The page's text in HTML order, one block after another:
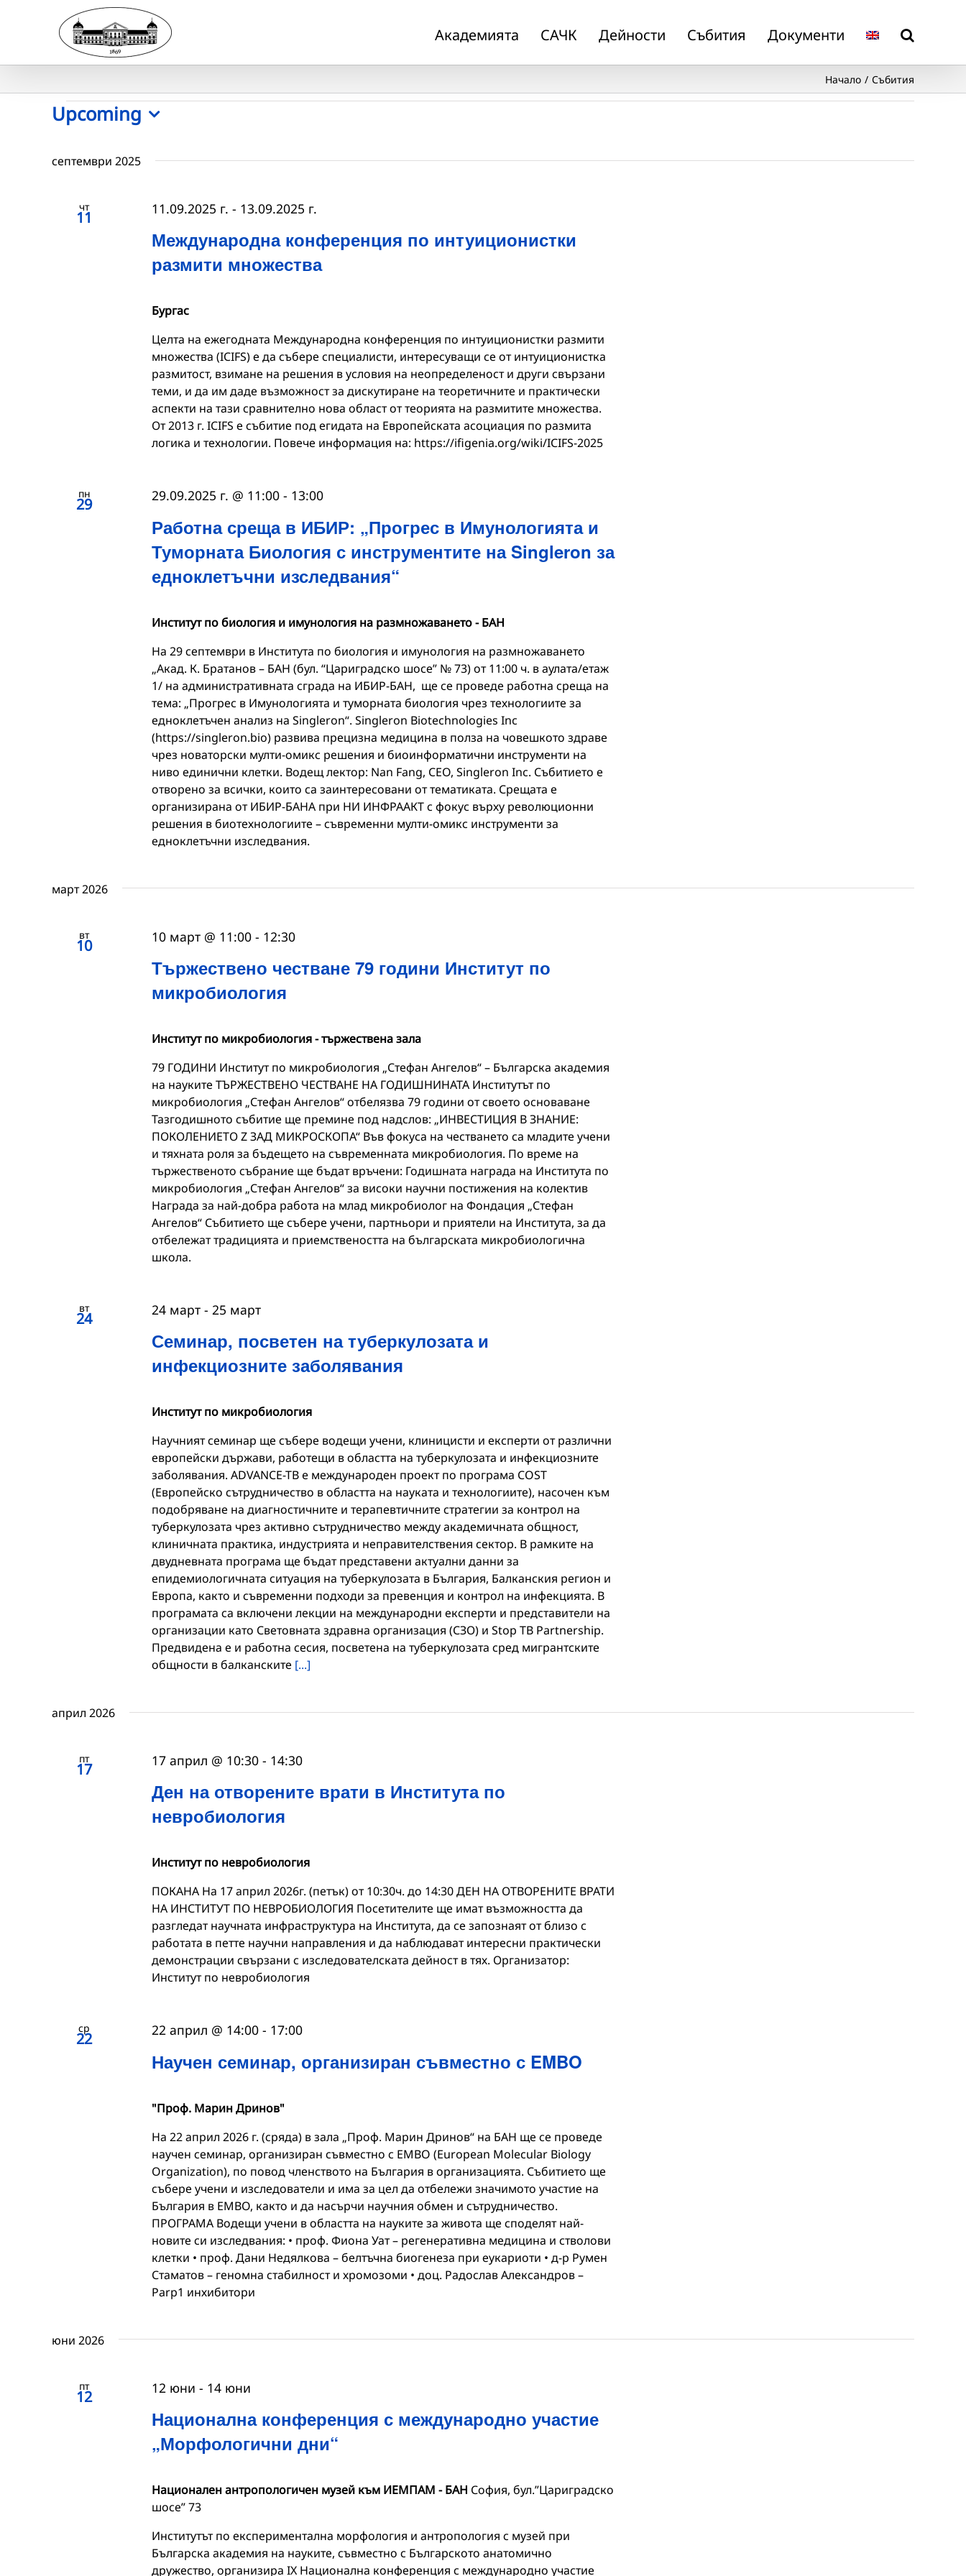
Академията САЧК Дейности Събития Документи
Начало Събития
Събития
Upcoming
date.
септември 2025
чт
11
Международна конференция по интуиционистки
размити множества
11.09.2025 г. - 13.09.2025 г.
Бургас
Целта на ежегодната Международна конференция по интуиционистки размити
множества (ICIFS) е да събере специалисти, интересуващи се от интуиционистка
размитост, взимане на решения в условия на неопределеност и други свързани
теми, и да им даде възможност за дискутиране на теоретичните и практически
аспекти на тази сравнително нова област от теорията на размитите множества.
От 2013 г. ICIFS е събитие под егидата на Европейската асоциация по размита
логика и технологии. Повече информация на: https://ifigenia.org/wiki/ICIFS-2025
пн
29
Работна среща в ИБИР: „Прогрес в Имунологията и
Туморната Биология с инструментите на Singleron за
едноклетъчни изследвания“
29.09.2025 г. @ 11:00- 13:00
Институт по биология и имунология на размножаването - БАН
На 29 септември в Института по биология и имунология на размножаването
„Акад. К. Братанов – БАН (бул. “Цариградско шосе” № 73) от 11:00 ч. в аулата/етаж
1/ на административната сграда на ИБИР-БАН, ще се проведе работна среща на
тема: „Прогрес в Имунологията и туморната биология чрез технологиите за
едноклетъчен анализ на Singleron“. Singleron Biotechnologies Inc
(https://singleron.bio) развива прецизна медицина в полза на човешкото здраве
чрез новаторски мулти-омикс решения и биоинформатични инструменти на
ниво единични клетки. Водещ лектор: Nan Fang, CEO, Singleron Inc. Събитието е
отворено за всички, които са заинтересовани от тематиката. Срещата е
организирана от ИБИР-БАНА при НИ ИНФРААКТ с фокус върху революционни
решения в биотехнологиите – съвременни мулти-омикс инструменти за
едноклетъчни изследвания.
март 2026
вт
10
Тържествено честване 79 години Институт по
микробиология
10 март @ 11:00- 12:30
Институт по микробиология - тържествена зала
79 ГОДИНИ Институт по микробиология „Стефан Ангелов“ – Българска академия
на науките ТЪРЖЕСТВЕНО ЧЕСТВАНЕ НА ГОДИШНИНАТА Институтът по
микробиология „Стефан Ангелов“ отбелязва 79 години от своето основаване
Тазгодишното събитие ще премине под надслов: „ИНВЕСТИЦИЯ В ЗНАНИЕ:
ПОКОЛЕНИЕТО Z ЗАД МИКРОСКОПА“ Във фокуса на честването са младите учени
и тяхната роля за бъдещето на съвременната микробиология. По време на
тържественото събрание ще бъдат връчени: Годишната награда на Института по
микробиология „Стефан Ангелов“ за високи научни постижения на колектив
Награда за най-добра работа на млад микробиолог на Фондация „Стефан
Ангелов“ Събитието ще събере учени, партньори и приятели на Института, за да
отбележат традицията и приемствеността на българската микробиологична
школа.
вт
24
Семинар, посветен на туберкулозата и
инфекциозните заболявания
24 март- 25 март
Институт по микробиология
Научният семинар ще събере водещи учени, клиницисти и експерти от различни
европейски държави, работещи в областта на туберкулозата и инфекциозните
заболявания. ADVANCE-TB e международен проект по програма COST
(Европейско сътрудничество в областта на науката и технологиите), насочен към
подобряване на диагностичните и терапевтичните стратегии за контрол на
туберкулозата чрез активно сътрудничество между академичната общност,
клиничната практика, индустрията и неправителствения сектор. В рамките на
двудневната програма ще бъдат представени актуални данни за
епидемиологичната ситуация на туберкулозата в България, Балканския регион и
Европа, както и съвременни подходи за превенция и контрол на инфекцията. В
програмата са включени лекции на международни експерти и представители на
организации като Световната здравна организация (СЗО) и Stop TB Partnership.
Предвидена е и работна сесия, посветена на туберкулозата сред мигрантските
общности в балканските [...]
април 2026
пт
17
Ден на отворените врати в Института по
невробиология
17 април @ 10:30- 14:30
Институт по невробиология
ПОКАНА На 17 април 2026г. (петък) от 10:30ч. до 14:30 ДЕН НА ОТВОРЕНИТЕ ВРАТИ
НА ИНСТИТУТ ПО НЕВРОБИОЛОГИЯ Посетителите ще имат възможността да
разгледат научната инфраструктура на Института, да се запознаят от близо с
работата в петте научни направления и да наблюдават интересни практически
демонстрации свързани с изследователската дейност в тях. Организатор:
Институт по невробиология
ср
22
Научен семинар, организиран съвместно с EMBO
22 април @ 14:00- 17:00
"Проф. Марин Дринов"
На 22 април 2026 г. (сряда) в зала „Проф. Марин Дринов“ на БАН ще се проведе
научен семинар, организиран съвместно с EMBO (European Molecular Biology
Organization), по повод членството на България в организацията. Събитието ще
събере учени и изследователи и има за цел да отбележи значимото участие на
България в EMBO, както и да насърчи научния обмен и сътрудничество.
ПРОГРАМА Водещи учени в областта на науките за живота ще споделят най-
новите си изследвания: • проф. Фиона Уат – регенеративна медицина и стволови
клетки • проф. Дани Недялкова – белтъчна биогенеза при еукариоти • д-р Румен
Стаматов – геномна стабилност и хромозоми • доц. Радослав Александров –
Parp1 инхибитори
юни 2026
пт
12
Национална конференция с международно участие
„Морфологични дни“
12 юни - 14 юни
Национален антропологичен музей към ИЕМПАМ - БАН София, бул.”Цариградско
шосе” 73
Институтът по експериментална морфология и антропология с музей при
Българска академия на науките, съвместно с Българското анатомично
дружество, организира IX Национална конференция с международно участие